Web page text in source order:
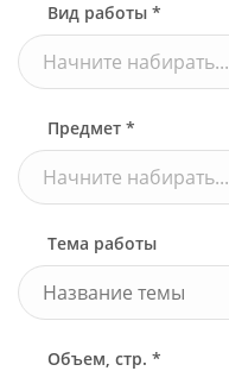
Вид работы *
Начните набирать...
Предмет *
Начните набирать...
Тема работы
Объем, стр. *